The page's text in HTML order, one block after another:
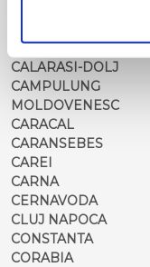
CALARASI-CL
CALARASI-DOLJ
CAMPULUNG
MOLDOVENESC
CARACAL
CARANSEBES
CAREI
CARNA
CERNAVODA
CLUJ NAPOCA
CONSTANTA
CORABIA